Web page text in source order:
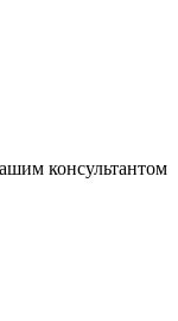
консультантом